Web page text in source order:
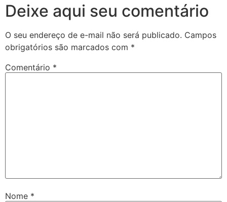
Deixe aqui seu comentário
O seu endereço de e-mail não será publicado. Campos
obrigatórios são marcados com *
Comentário *
Nome *